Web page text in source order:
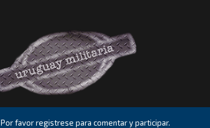
Por favor registrese para comentar y participar.